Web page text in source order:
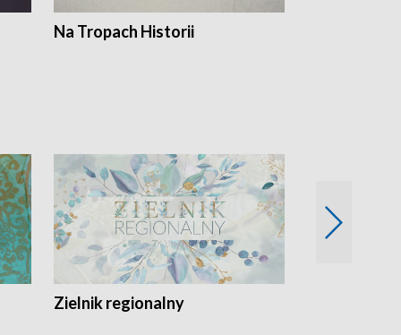
Na Tropach Historii
Zielnik regionalny